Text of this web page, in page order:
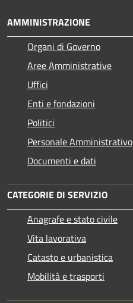
AMMINISTRAZIONE
Organi di Governo
Aree Amministrative
Uffici
Enti e fondazioni
Politici
Personale Amministrativo
Documenti e dati
CATEGORIE DI SERVIZIO
Anagrafe e stato civile
Vita lavorativa
Catasto e urbanistica
Mobilità e trasporti